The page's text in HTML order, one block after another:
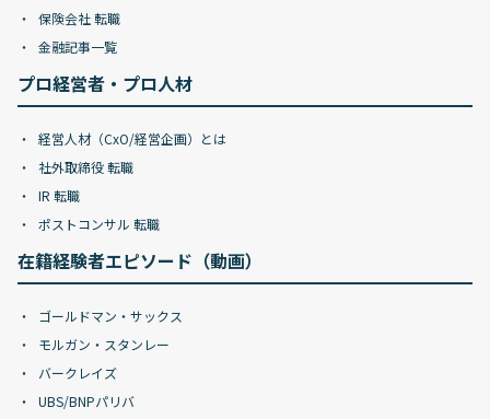
保険会社 転職
金融記事一覧
プロ経営者・プロ人材
経営人材（CxO/経営企画）とは
社外取締役 転職
IR 転職
ポストコンサル 転職
在籍経験者エピソード（動画）
ゴールドマン・サックス
モルガン・スタンレー
バークレイズ
UBS/BNPパリバ